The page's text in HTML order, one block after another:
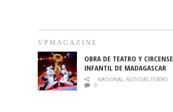
VPMAGAZINE
OBRA DE TEATRO Y CIRCENSE
INFANTIL DE MADAGASCAR
EN EL PARQUE HURATDO
NACIONAL, NOTICIAS,TEATRO
0